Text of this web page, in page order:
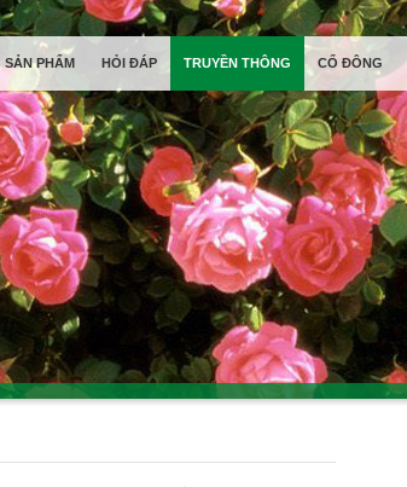
SẢN PHẨM HỎI ĐÁP TRUYỀN THÔNG CỔ ĐÔNG